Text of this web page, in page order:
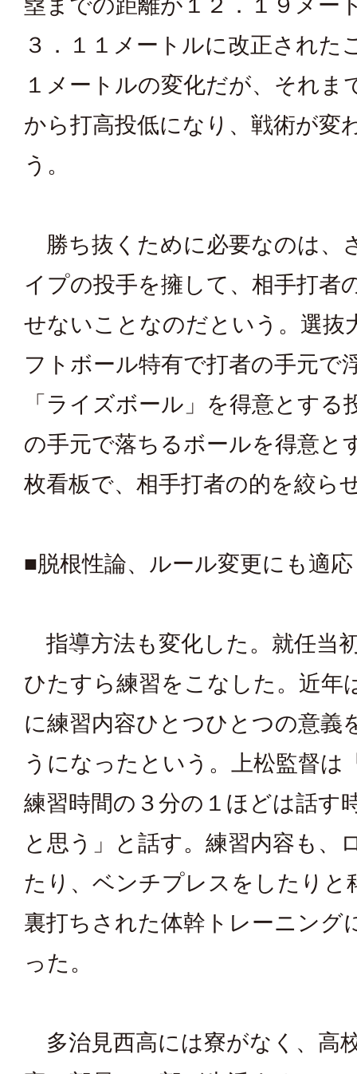
塁までの距離が１２．１９メー
３．１１メートルに改正された
１メートルの変化だが、それま
から打高投低になり、戦術が変
う。
勝ち抜くために必要なのは、
イプの投手を擁して、相手打者
せないことなのだという。選抜
フトボール特有で打者の手元で
「ライズボール」を得意とする
の手元で落ちるボールを得意と
枚看板で、相手打者の的を絞ら
■脱根性論、ルール変更にも適応
指導方法も変化した。就任当
ひたすら練習をこなした。近年
に練習内容ひとつひとつの意義
うになったという。上松監督は
練習時間の３分の１ほどは話す
と思う」と話す。練習内容も、
たり、ベンチプレスをしたりと
裏打ちされた体幹トレーニング
った。
多治見西高には寮がなく、高